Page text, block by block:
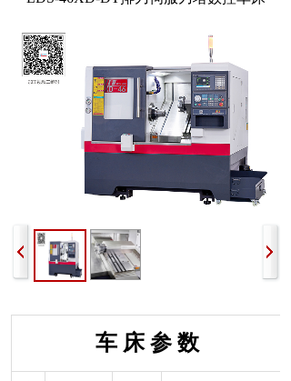
车 床 参 数